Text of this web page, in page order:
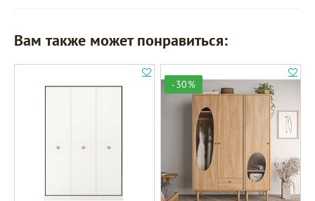
Вам также может понравиться:
-30%